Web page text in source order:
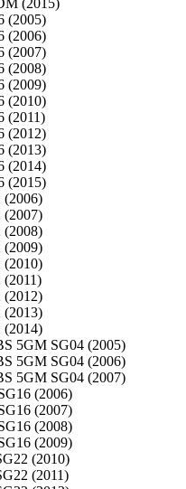
(2005)
(2006)
(2007)
(2008)
(2009)
(2010)
(2011)
(2012)
(2013)
(2014)
(2015)
(2006)
(2007)
(2008)
(2009)
(2010)
(2011)
(2012)
(2013)
(2014)
5GM SG04 (2005)
5GM SG04 (2006)
5GM SG04 (2007)
(2006)
(2007)
(2008)
(2009)
(2010)
(2011)